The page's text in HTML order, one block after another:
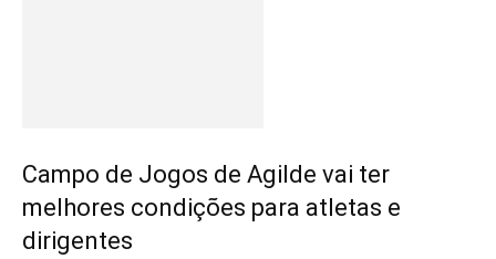
Campo de Jogos de Agilde vai ter
melhores condições para atletas e
dirigentes